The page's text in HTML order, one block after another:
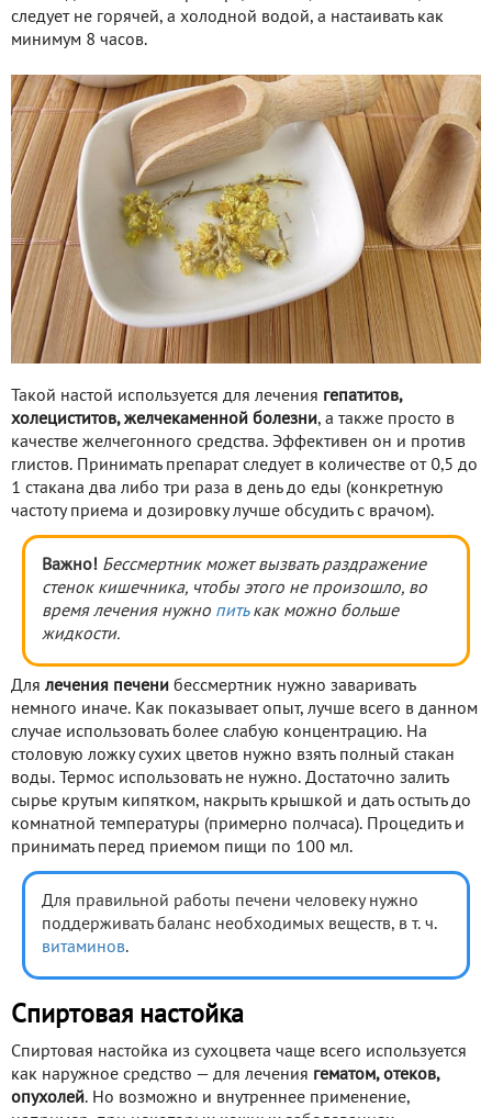
следует не горячей, а холодной водой, а настаивать как
минимум 8 часов.
Такой настой используется для лечения гепатитов,
холециститов, желчекаменной болезни, а также просто в
качестве желчегонного средства. Эффективен он и против
глистов. Принимать препарат следует в количестве от 0,5 до
1 стакана два либо три раза в день до еды (конкретную
частоту приема и дозировку лучше обсудить с врачом).
Важно! Бессмертник может вызвать раздражение
стенок кишечника, чтобы этого не произошло, во
время лечения нужно питькак можно больше
жидкости.
Для лечения печени бессмертник нужно заваривать
немного иначе. Как показывает опыт, лучше всего в данном
случае использовать более слабую концентрацию. На
столовую ложку сухих цветов нужно взять полный стакан
воды. Термос использовать не нужно. Достаточно залить
сырье крутым кипятком, накрыть крышкой и дать остыть до
комнатной температуры (примерно полчаса). Процедить и
принимать перед приемом пищи по 100 мл.
Для правильной работы печени человеку нужно
поддерживать баланс необходимых веществ, в т. ч.
витаминов.
Спиртовая настойка
Спиртовая настойка из сухоцвета чаще всего используется
как наружное средство — для лечения гематом, отеков,
опухолей. Но возможно и внутреннее применение,